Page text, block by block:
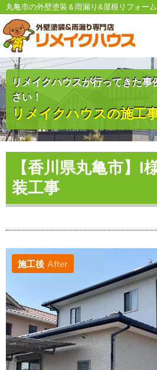
丸亀市の外壁塗装＆雨漏り&屋根リフォー
リメイクハウスが行ってきた
さい！
リメイクハウスの施工
【香川県丸亀市】
装工事
施工後 After